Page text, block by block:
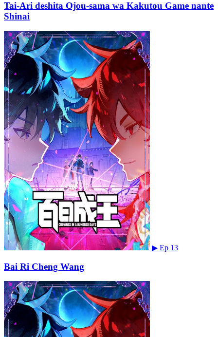
Tai-Ari deshita Ojou-sama wa Kakutou Game nante
Shinai
▶ Ep 13
Bai Ri Cheng Wang